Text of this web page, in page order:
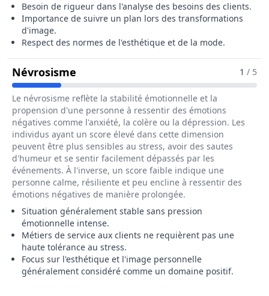
Besoin de rigueur dans l'analyse des besoins des clients.
Importance de suivre un plan lors des transformations
d'image.
Respect des normes de l'esthétique et de la mode.
Névrosisme Pour Le Métier De Conseiller /1 / 5
Le névrosisme reflète la stabilité émotionnelle et la
propension d'une personne à ressentir des émotions
négatives comme l'anxiété, la colère ou la dépression. Les
individus ayant un score élevé dans cette dimension
peuvent être plus sensibles au stress, avoir des sautes
d'humeur et se sentir facilement dépassés par les
événements. À l'inverse, un score faible indique une
personne calme, résiliente et peu encline à ressentir des
émotions négatives de manière prolongée.
Situation généralement stable sans pression
émotionnelle intense.
Métiers de service aux clients ne requièrent pas une
haute tolérance au stress.
Focus sur l'esthétique et l'image personnelle
généralement considéré comme un domaine positif.